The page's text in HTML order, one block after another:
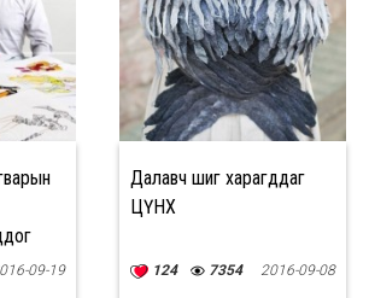
09-19
Далавч шиг харагддаг
ЦҮНХ
124 7354 2016-09-08